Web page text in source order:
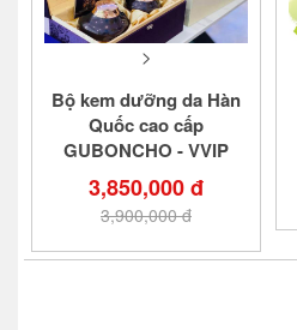
>
Bộ kem dưỡng da Hàn
Quốc cao cấp
GUBONCHO - VVIP
3,850,000 đ
3,900,000 đ